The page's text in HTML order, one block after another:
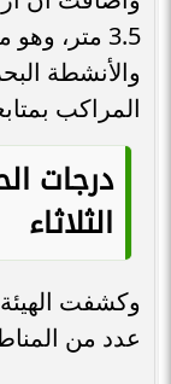
3.5 متر،
والأنشطة
المراكب
درجات
الثلاثاء
وكشفت
عدد من